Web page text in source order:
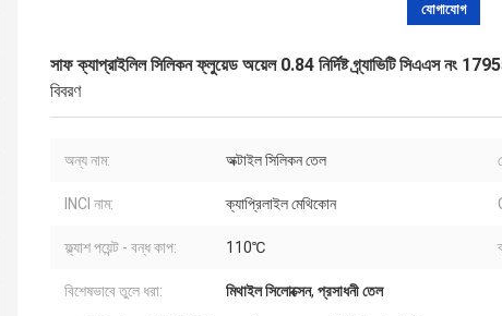
যোগাযোগ
সাফ ক্যাপ্রাইলিল সিলিকন ফ্লুয়েড অয়েল 0.84 নির্দিষ্ট গ্র্যাভিটি সিএএস নং
বিবরণ
অন্য নাম: অক্টাইল সিলিকন তেল
INCI নাম: ক্যাপ্রিলাইল মেথিকোন
ফ্ল্যাশ পয়েন্ট - বন্ধ কাপ: 110℃
বিশেষভাবে তুলে ধরা: মিথাইল সিলোক্সেন, প্রসাধনী তেল